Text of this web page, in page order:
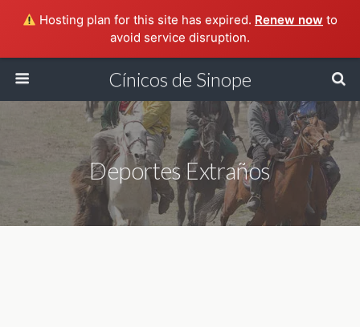
Hosting plan for this site has expired. Renew now to
avoid service disruption.
Cínicos de Sinope
Deportes Extraños